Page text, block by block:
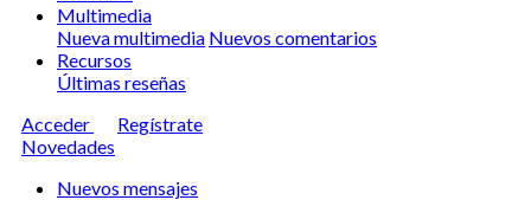
Multimedia
Nueva multimedia Nuevos comentarios
Recursos
Últimas reseñas
Acceder
Regístrate
Novedades
Nuevos mensajes